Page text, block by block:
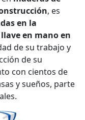
, es
en la
en mano en
de su trabajo y
de su
con cientos de
y sueños, parte